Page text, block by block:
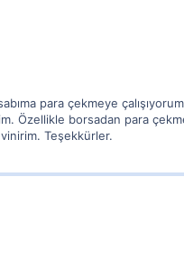
para çekmeye
Özellikle borsadan para
Teşekkürler.